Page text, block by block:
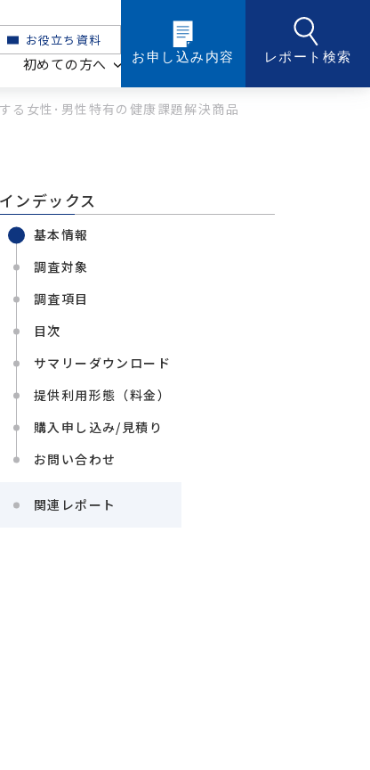
お申し込み内容 レポート検索
化粧品・トイレタリー
自動車・輸送
初めての方へ
お役立ち資料
る女性･男性特有の健康課題解決商品
インデックス
基本情報
調査対象
調査項目
目次
サマリーダウンロード
提供利用形態（料金）
購入申し込み/見積り
お問い合わせ
関連レポート